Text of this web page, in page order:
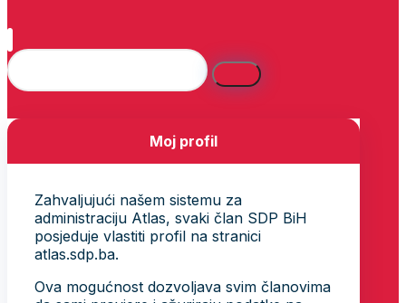
Moj profil
Zahvaljujući našem sistemu za
administraciju Atlas, svaki član SDP BiH
posjeduje vlastiti profil na stranici
atlas.sdp.ba.
Ova mogućnost dozvoljava svim članovima